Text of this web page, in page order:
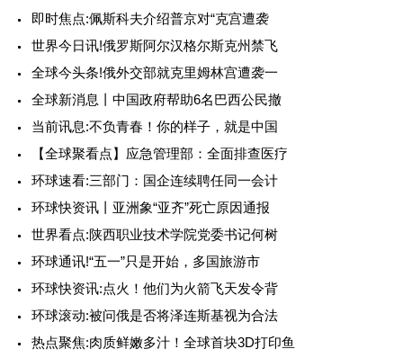
即时焦点:佩斯科夫介绍普京对“克宫遭袭
世界今日讯!俄罗斯阿尔汉格尔斯克州禁飞
全球今头条!俄外交部就克里姆林宫遭袭一
全球新消息丨中国政府帮助6名巴西公民撤
当前讯息:不负青春！你的样子，就是中国
【全球聚看点】应急管理部：全面排查医疗
环球速看:三部门：国企连续聘任同一会计
环球快资讯丨亚洲象“亚齐”死亡原因通报
世界看点:陕西职业技术学院党委书记何树
环球通讯!“五一”只是开始，多国旅游市
环球快资讯:点火！他们为火箭飞天发令背
环球滚动:被问俄是否将泽连斯基视为合法
热点聚焦:肉质鲜嫩多汁！全球首块3D打印鱼